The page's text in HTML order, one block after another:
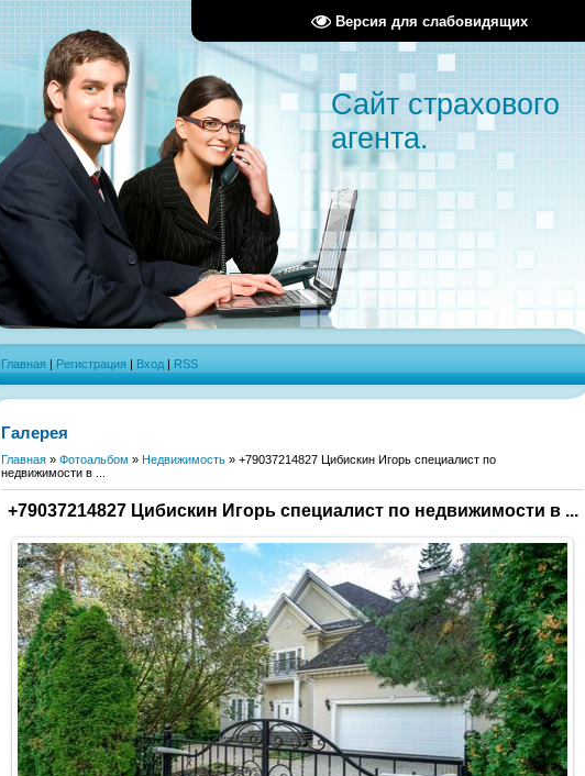
Версия для слабовидящих
Сайт страхового
агента.
Главная | Регистрация | Вход | RSS
Галерея
Главная » Фотоальбом » Недвижимость » +79037214827 Цибискин Игорь специалист по
недвижимости в ...
+79037214827 Цибискин Игорь специалист по недвижимости в ...